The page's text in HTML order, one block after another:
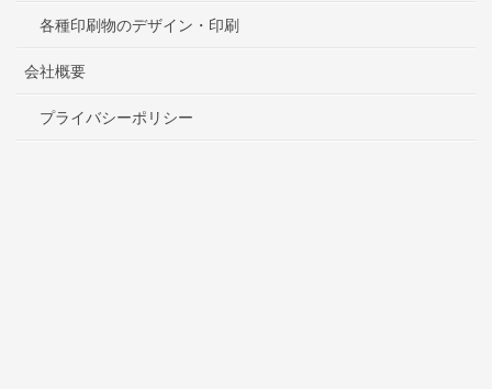
各種印刷物のデザイン・印刷
会社概要
プライバシーポリシー